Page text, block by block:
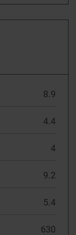
8.9
4.4
4
9.2
5.4
630